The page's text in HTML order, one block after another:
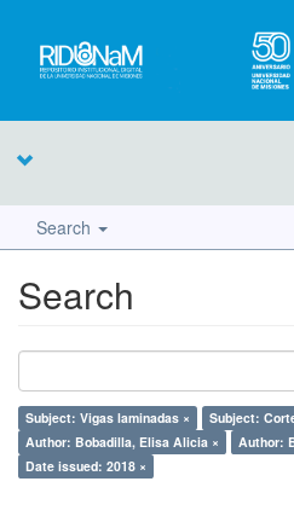
Search
Search
Subject: Vigas laminadas ×
Subject:
Author: Bobadilla, Elisa Alicia ×
Author:
Date issued: 2018 ×